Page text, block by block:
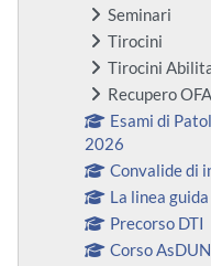
Seminari
Tirocini
Tirocini
Recupero
Esami di
2026
Convalide di
La linea
Precorso DTI
Corso